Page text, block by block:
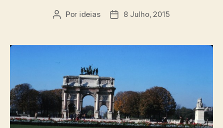
Autor
Por ideias
Data8 Julho, 2015